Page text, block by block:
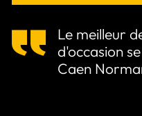
Le meilleur
d'occasion
Caen